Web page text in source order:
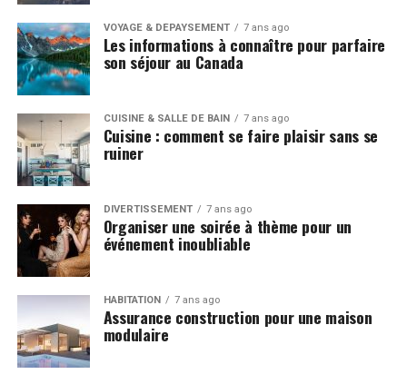
VOYAGE & DÉPAYSEMENT 7 ans ago
Les informations à connaître pour parfaire
son séjour au Canada
CUISINE & SALLE DE BAIN 7 ans ago
Cuisine : comment se faire plaisir sans se
ruiner
DIVERTISSEMENT 7 ans ago
Organiser une soirée à thème pour un
événement inoubliable
HABITATION 7 ans ago
Assurance construction pour une maison
modulaire